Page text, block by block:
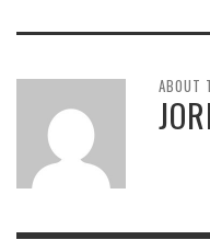
ABOUT